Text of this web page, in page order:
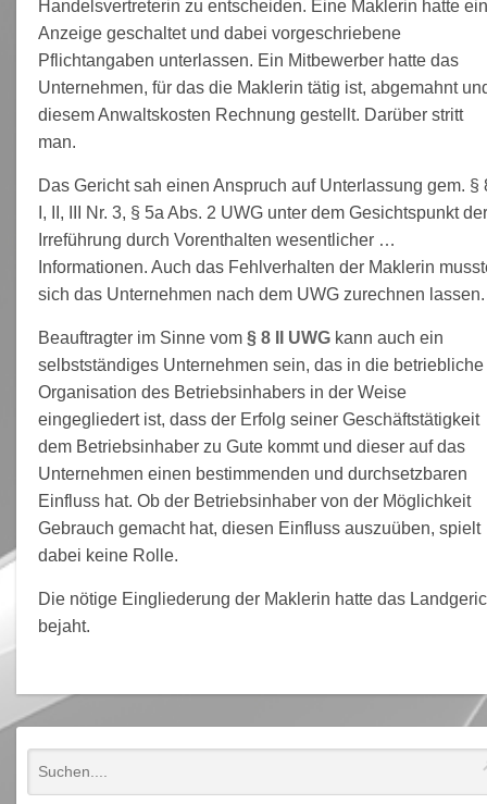
Handelsvertreterin zu entscheiden. Eine Maklerin hatte
Anzeige geschaltet und dabei vorgeschriebene
Pflichtangaben unterlassen. Ein Mitbewerber hatte das
Unternehmen, für das die Maklerin tätig ist, abgemahnt
diesem Anwaltskosten Rechnung gestellt. Darüber stritt
man.
Das Gericht sah einen Anspruch auf Unterlassung gem. §
I, II, III Nr. 3, § 5a Abs. 2 UWG unter dem Gesichtspunkt
Irreführung durch Vorenthalten wesentlicher …
Informationen. Auch das Fehlverhalten der Maklerin
sich das Unternehmen nach dem UWG zurechnen lassen.
Beauftragter im Sinne vom§ 8 II UWG kann auch ein
selbstständiges Unternehmen sein, das in die betriebliche
Organisation des Betriebsinhabers in der Weise
eingegliedert ist, dass der Erfolg seiner Geschäftstätigkeit
dem Betriebsinhaber zu Gute kommt und dieser auf das
Unternehmen einen bestimmenden und durchsetzbaren
Einfluss hat. Ob der Betriebsinhaber von der Möglichkeit
Gebrauch gemacht hat, diesen Einfluss auszuüben, spielt
dabei keine Rolle.
Die nötige Eingliederung der Maklerin hatte das
bejaht.